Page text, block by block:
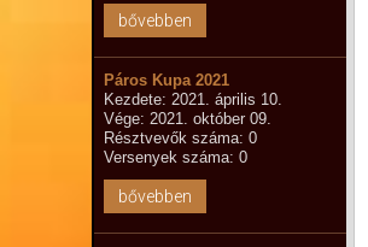
bővebben
Páros Kupa 2021
Kezdete: 2021. április 10.
Vége: 2021. október 09.
Résztvevők száma: 0
Versenyek száma: 0
bővebben